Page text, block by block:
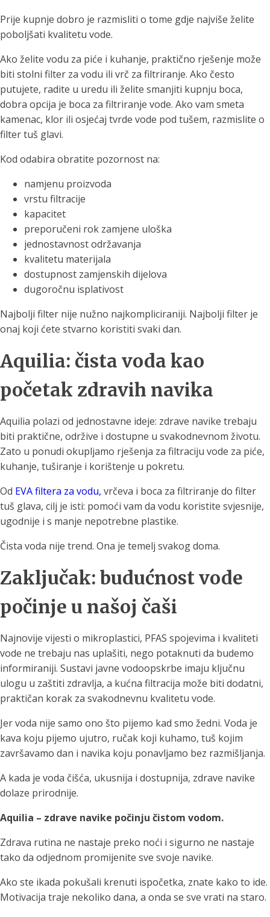
Prije kupnje dobro je razmisliti o tome gdje najviše želite
poboljšati kvalitetu vode.
Ako želite vodu za piće i kuhanje, praktično rješenje može
biti stolni filter za vodu ili vrč za filtriranje. Ako često
putujete, radite u uredu ili želite smanjiti kupnju boca,
dobra opcija je boca za filtriranje vode. Ako vam smeta
kamenac, klor ili osjećaj tvrde vode pod tušem, razmislite o
filter tuš glavi.
Kod odabira obratite pozornost na:
namjenu proizvoda
vrstu filtracije
kapacitet
preporučeni rok zamjene uloška
jednostavnost održavanja
kvalitetu materijala
dostupnost zamjenskih dijelova
dugoročnu isplativost
Najbolji filter nije nužno najkompliciraniji. Najbolji filter je
onaj koji ćete stvarno koristiti svaki dan.
Aquilia: čista voda kao
početak zdravih navika
Aquilia polazi od jednostavne ideje: zdrave navike trebaju
biti praktične, održive i dostupne u svakodnevnom životu.
Zato u ponudi okupljamo rješenja za filtraciju vode za piće,
kuhanje, tuširanje i korištenje u pokretu.
Od EVA filtera za vodu, vrčeva i boca za filtriranje do filter
tuš glava, cilj je isti: pomoći vam da vodu koristite svjesnije,
ugodnije i s manje nepotrebne plastike.
Čista voda nije trend. Ona je temelj svakog doma.
Zaključak: budućnost vode
počinje u našoj čaši
Najnovije vijesti o mikroplastici, PFAS spojevima i kvaliteti
vode ne trebaju nas uplašiti, nego potaknuti da budemo
informiraniji. Sustavi javne vodoopskrbe imaju ključnu
ulogu u zaštiti zdravlja, a kućna filtracija može biti dodatni,
praktičan korak za svakodnevnu kvalitetu vode.
Jer voda nije samo ono što pijemo kad smo žedni. Voda je
kava koju pijemo ujutro, ručak koji kuhamo, tuš kojim
završavamo dan i navika koju ponavljamo bez razmišljanja.
A kada je voda čišća, ukusnija i dostupnija, zdrave navike
dolaze prirodnije.
Aquilia – zdrave navike počinju čistom vodom.
Zdrava rutina ne nastaje preko noći i sigurno ne nastaje
tako da odjednom promijenite sve svoje navike.
Ako ste ikada pokušali krenuti ispočetka, znate kako to ide.
Motivacija traje nekoliko dana, a onda se sve vrati na staro.